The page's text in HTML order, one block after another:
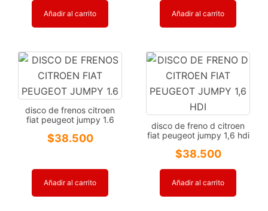
Añadir al carrito Añadir al carrito
disco de frenos citroen
fiat peugeot jumpy 1.6
$38.500
Añadir al carrito
disco de freno d citroen
fiat peugeot jumpy 1,6 hdi
$38.500
Añadir al carrito